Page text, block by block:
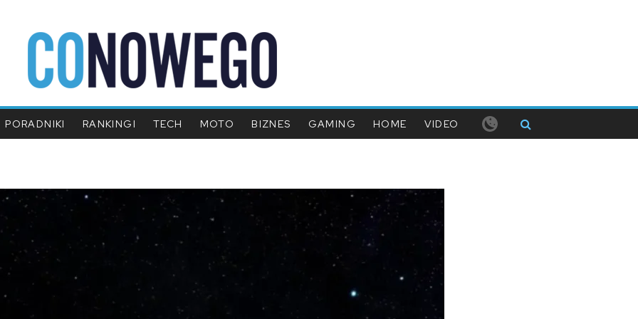
PORADNIKI RANKINGI TECH MOTO BIZNES GAMING HOME VIDEO